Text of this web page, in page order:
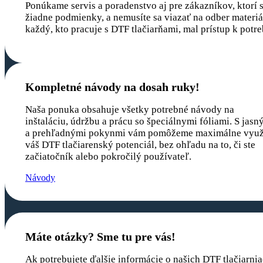
Ponúkame servis a poradenstvo aj pre zákazníkov, ktorí
žiadne podmienky, a nemusíte sa viazať na odber
každý, kto pracuje s DTF tlačiarňami, mal prístup k
Kompletné návody na dosah ruky!
Naša ponuka obsahuje všetky potrebné návody na
inštaláciu, údržbu a prácu so špeciálnymi fóliami. S
a prehľadnými pokynmi vám pomôžeme maximálne
váš DTF tlačiarenský potenciál, bez ohľadu na to, či ste
začiatočník alebo pokročilý používateľ.
Návody
Máte otázky? Sme tu pre vás!
Ak potrebujete ďalšie informácie o našich DTF